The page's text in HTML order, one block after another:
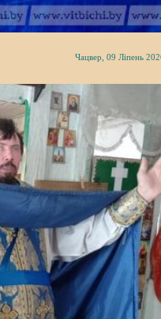
Чацвер, 09 Ліпень